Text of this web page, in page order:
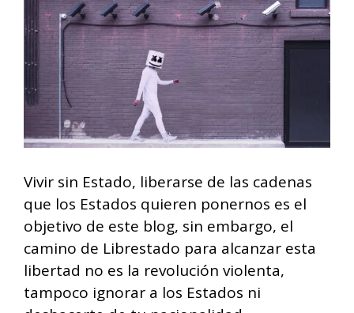
Vivir sin Estado, liberarse de las cadenas
que los Estados quieren ponernos es el
objetivo de este blog, sin embargo, el
camino de Librestado para alcanzar esta
libertad no es la revolución violenta,
tampoco ignorar a los Estados ni